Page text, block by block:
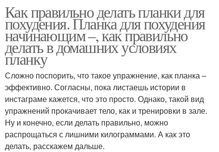
Как правильно делать планки для
похудения. Планка для похудения
начинающим –, как правильно
делать в домашних условиях
планку
Сложно поспорить, что такое упражнение, как планка –
эффективно. Согласны, пока листаешь истории в
инстаграме кажется, что это просто. Однако, такой вид
упражнений прокачивает тело, как и тренировки в зале.
Ну и конечно, если делать правильно, можно
распрощаться с лишними килограммами. А как это
делать, расскажем дальше.